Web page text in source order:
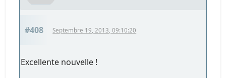
#408 Septembre 19, 2013, 09:10:20
Excellente nouvelle !